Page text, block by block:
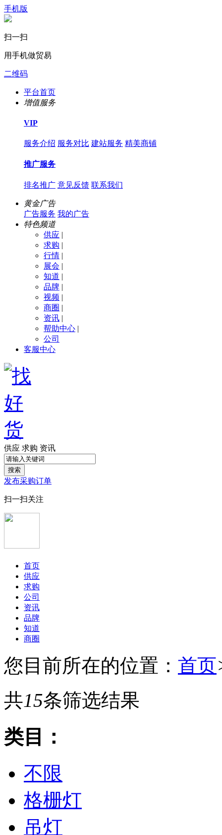
手机版
扫一扫
用手机做贸易
二维码
平台首页
增值服务
VIP
服务介绍 服务对比 建站服务 精美商铺
推广服务
排名推广 意见反馈 联系我们
黄金广告
广告服务 我的广告
特色频道
供应 |
求购 |
行情 |
展会 |
知道 |
品牌 |
视频 |
商圈 |
资讯 |
帮助中心 |
公司
客服中心
供应 求购 资讯
搜索
发布采购订单
扫一扫关注
首页
供应
求购
公司
资讯
品牌
知道
商圈
您目前所在的位置： 首页
共15条筛选结果
类目：
不限
格栅灯
吊灯